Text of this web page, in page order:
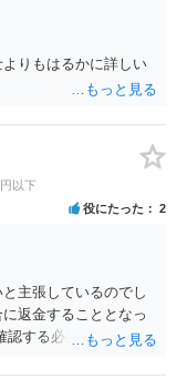
りもはるかに詳しい
以下
役にたった 2
主張しているのでし
返金することとなっ
認する必要があるかと